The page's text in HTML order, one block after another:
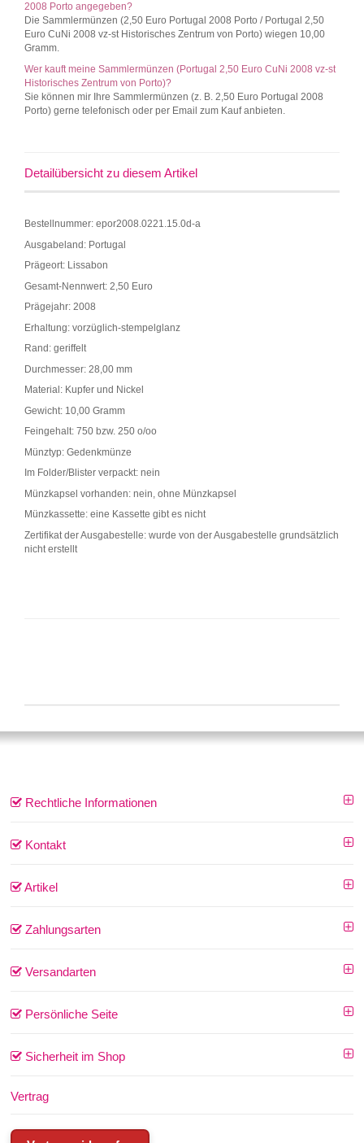
2008 Porto angegeben?
Die Sammlermünzen (2,50 Euro Portugal 2008 Porto / Portugal 2,50
Euro CuNi 2008 vz-st Historisches Zentrum von Porto) wiegen 10,00
Gramm.
Wer kauft meine Sammlermünzen (Portugal 2,50 Euro CuNi 2008 vz-st
Historisches Zentrum von Porto)?
Sie können mir Ihre Sammlermünzen (z. B. 2,50 Euro Portugal 2008
Porto) gerne telefonisch oder per Email zum Kauf anbieten.
Detailübersicht zu diesem Artikel
Bestellnummer: epor2008.0221.15.0d-a
Ausgabeland: Portugal
Prägeort: Lissabon
Gesamt-Nennwert: 2,50 Euro
Prägejahr: 2008
Erhaltung: vorzüglich-stempelglanz
Rand: geriffelt
Durchmesser: 28,00 mm
Material: Kupfer und Nickel
Gewicht: 10,00 Gramm
Feingehalt: 750 bzw. 250 o/oo
Münztyp: Gedenkmünze
Im Folder/Blister verpackt: nein
Münzkapsel vorhanden: nein, ohne Münzkapsel
Münzkassette: eine Kassette gibt es nicht
Zertifikat der Ausgabestelle: wurde von der Ausgabestelle grundsätzlich
nicht erstellt
Rechtliche Informationen
Kontakt
Artikel
Zahlungsarten
Versandarten
Persönliche Seite
Sicherheit im Shop
Vertrag